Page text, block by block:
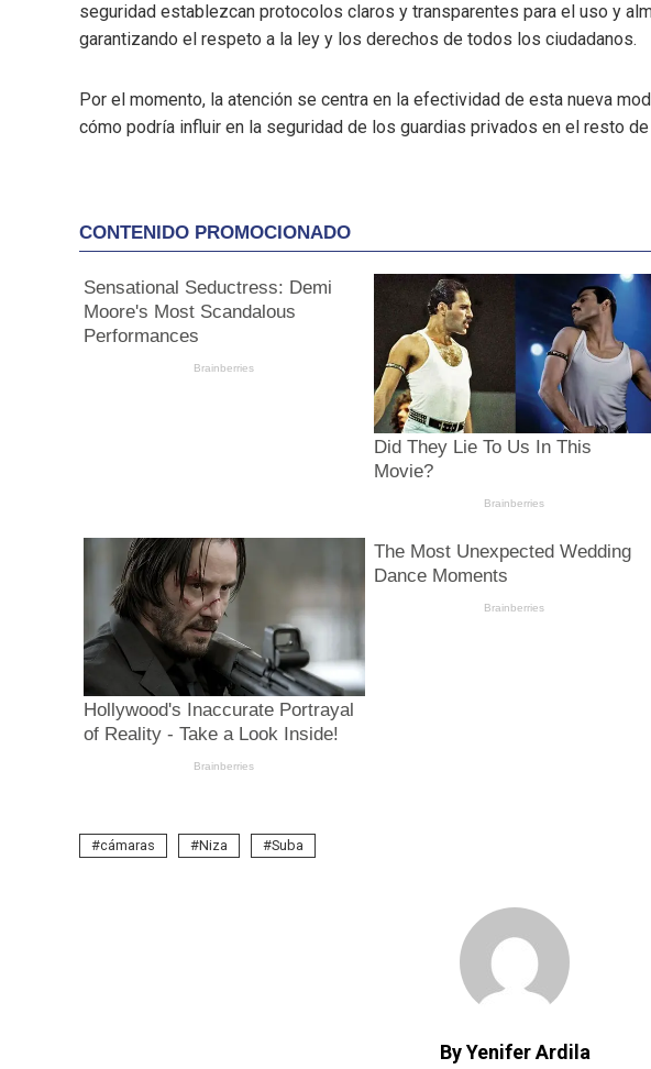
seguridad establezcan protocolos claros y transparentes para el uso y
garantizando el respeto a la ley y los derechos de todos los ciudadanos.
Por el momento, la atención se centra en la efectividad de esta nueva
cómo podría influir en la seguridad de los guardias privados en el resto
cámaras Niza Suba
By Yenifer Ardila